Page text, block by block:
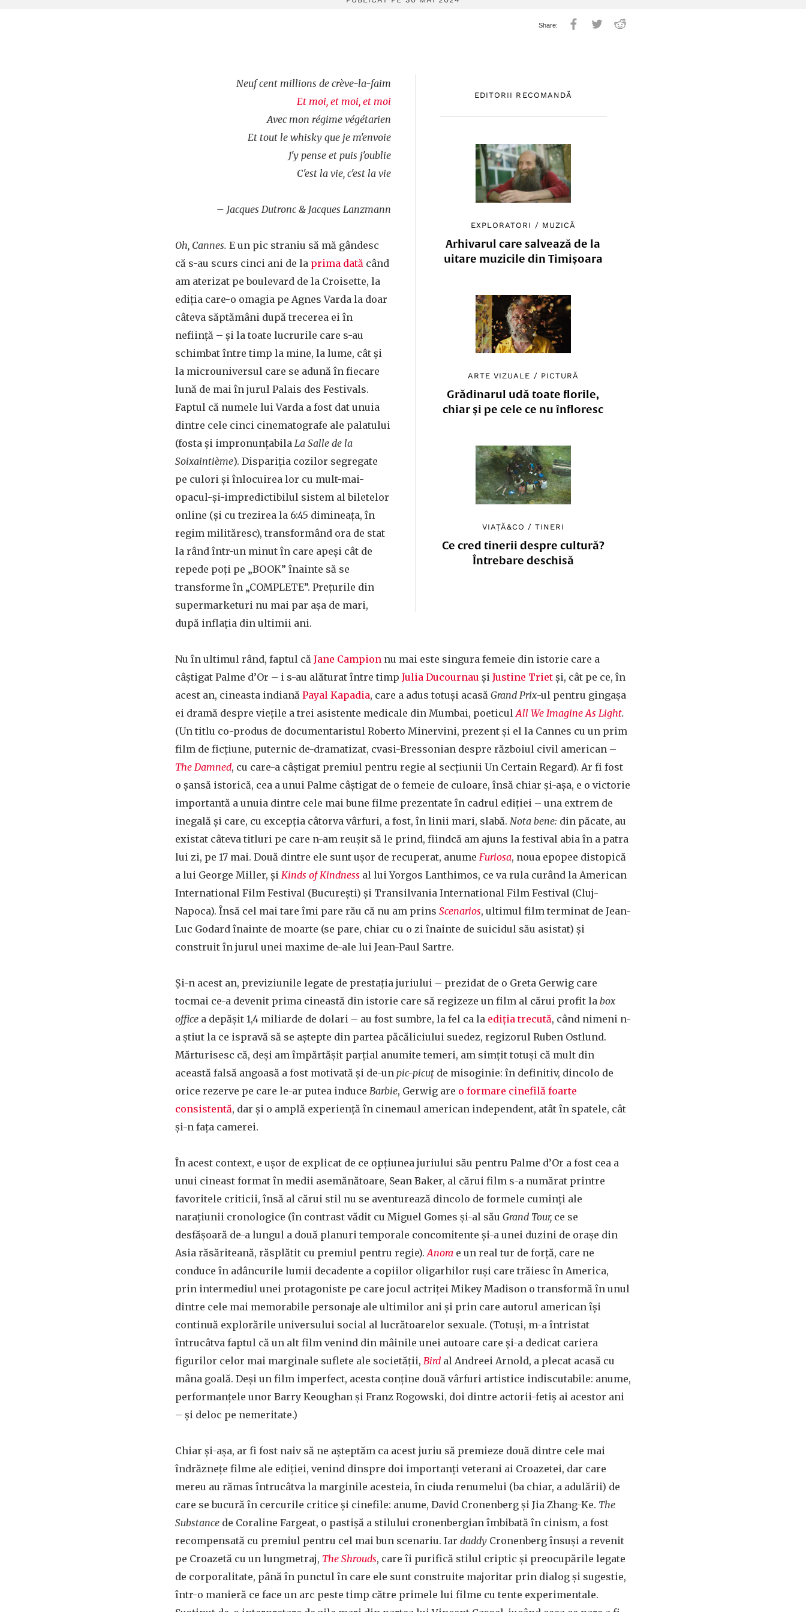
EDITORII RECOMANDĂ
EXPLORATORI / MUZICĂ
Arhivarul care salvează de la
uitare muzicile din Timișoara
ARTE VIZUALE / PICTURĂ
Grădinarul udă toate florile,
chiar și pe cele ce nu înfloresc
VIAȚĂ&CO /TINERI
Ce cred tinerii despre cultură?
Întrebare deschisă
Neuf cent millions de crève-la-faim
Et moi, et moi, et moi
Avec mon régime végétarien
Et tout le whisky que je m'envoie
J'y pense et puis j'oublie
C'est la vie, c'est la vie
– Jacques Dutronc & Jacques Lanzmann
Oh, Cannes. E un pic straniu să mă gândesc
că s-au scurs cinci ani de la prima dată când
am aterizat pe boulevard de la Croisette, la
ediția care-o omagia pe Agnes Varda la doar
câteva săptămâni după trecerea ei în
neființă – și la toate lucrurile care s-au
schimbat între timp la mine, la lume, cât și
la microuniversul care se adună în fiecare
lună de mai în jurul Palais des Festivals.
Faptul că numele lui Varda a fost dat unuia
dintre cele cinci cinematografe ale palatului
(fosta și impronunțabila La Salle de la
Soixaintième). Dispariția cozilor segregate
pe culori și înlocuirea lor cu mult-mai-
opacul-și-impredictibilul sistem al biletelor
online (și cu trezirea la 6:45 dimineața, în
regim milităresc), transformând ora de stat
la rând într-un minut în care apeși cât de
repede poți pe „BOOK” înainte să se
transforme în „COMPLETE”. Prețurile din
supermarketuri nu mai par așa de mari,
după inflația din ultimii ani.
Nu în ultimul rând, faptul că Jane Campion nu mai este singura femeie din istorie care a
câștigat Palme d’Or – i s-au alăturat între timp Julia Ducournau și Justine Triet și, cât pe ce, în
acest an, cineasta indiană Payal Kapadia, care a adus totuși acasă Grand Prix-ul pentru gingașa
ei dramă despre viețile a trei asistente medicale din Mumbai, poeticulAll We Imagine As Light.
(Un titlu co-produs de documentaristul Roberto Minervini, prezent și el la Cannes cu un prim
film de ficțiune, puternic de-dramatizat, cvasi-Bressonian despre războiul civil american –
The Damned, cu care-a câștigat premiul pentru regie al secțiunii Un Certain Regard). Ar fi fost
o șansă istorică, cea a unui Palme câștigat de o femeie de culoare, însă chiar și-așa, e o victorie
importantă a unuia dintre cele mai bune filme prezentate în cadrul ediției – una extrem de
inegală și care, cu excepția câtorva vârfuri, a fost, în linii mari, slabă. Nota bene: din păcate, au
existat câteva titluri pe care n-am reușit să le prind, fiindcă am ajuns la festival abia în a patra
lui zi, pe 17 mai. Două dintre ele sunt ușor de recuperat, anume Furiosa, noua epopee distopică
a lui George Miller, și Kinds of Kindness al lui Yorgos Lanthimos, ce va rula curând la American
International Film Festival (București) și Transilvania International Film Festival (Cluj-
Napoca). Însă cel mai tare îmi pare rău că nu am prins Scenarios, ultimul film terminat de Jean-
Luc Godard înainte de moarte (se pare, chiar cu o zi înainte de suicidul său asistat) și
construit în jurul unei maxime de-ale lui Jean-Paul Sartre.
Și-n acest an, previziunile legate de prestația juriului – prezidat de o Greta Gerwig care
tocmai ce-a devenit prima cineastă din istorie care să regizeze un film al cărui profit la box
office a depășit 1,4 miliarde de dolari – au fost sumbre, la fel ca la ediția trecută, când nimeni n-
a știut la ce ispravă să se aștepte din partea păcăliciului suedez, regizorul Ruben Ostlund.
Mărturisesc că, deși am împărtășit parțial anumite temeri, am simțit totuși că mult din
această falsă angoasă a fost motivată și de-un pic-picuț de misoginie: în definitiv, dincolo de
orice rezerve pe care le-ar putea induce Barbie, Gerwig are o formare cinefilă foarte
consistentă, dar și o amplă experiență în cinemaul american independent, atât în spatele, cât
și-n fața camerei.
În acest context, e ușor de explicat de ce opțiunea juriului său pentru Palme d’Or a fost cea a
unui cineast format în medii asemănătoare, Sean Baker, al cărui film s-a numărat printre
favoritele criticii, însă al cărui stil nu se aventurează dincolo de formele cuminți ale
narațiunii cronologice (în contrast vădit cu Miguel Gomes și-al său Grand Tour, ce se
desfășoară de-a lungul a două planuri temporale concomitente și-a unei duzini de orașe din
Asia răsăriteană, răsplătit cu premiul pentru regie).Anora e un real tur de forță, care ne
conduce în adâncurile lumii decadente a copiilor oligarhilor ruși care trăiesc în America,
prin intermediul unei protagoniste pe care jocul actriței Mikey Madison o transformă în unul
dintre cele mai memorabile personaje ale ultimilor ani și prin care autorul american își
continuă explorările universului social al lucrătoarelor sexuale. (Totuși, m-a întristat
întrucâtva faptul că un alt film venind din mâinile unei autoare care și-a dedicat cariera
figurilor celor mai marginale suflete ale societății, Bird al Andreei Arnold, a plecat acasă cu
mâna goală. Deși un film imperfect, acesta conține două vârfuri artistice indiscutabile: anume,
performanțele unor Barry Keoughan și Franz Rogowski, doi dintre actorii-fetiș ai acestor ani
– și deloc pe nemeritate.)
Chiar și-așa, ar fi fost naiv să ne așteptăm ca acest juriu să premieze două dintre cele mai
îndrăznețe filme ale ediției, venind dinspre doi importanți veterani ai Croazetei, dar care
mereu au rămas întrucâtva la marginile acesteia, în ciuda renumelui (ba chiar, a adulării) de
care se bucură în cercurile critice și cinefile: anume, David Cronenberg și Jia Zhang-Ke. The
Substance de Coraline Fargeat, o pastișă a stilului cronenbergian îmbibată în cinism, a fost
recompensată cu premiul pentru cel mai bun scenariu. Iar daddy Cronenberg însuși a revenit
pe Croazetă cu un lungmetraj, The Shrouds, care îi purifică stilul criptic și preocupările legate
de corporalitate, până în punctul în care ele sunt construite majoritar prin dialog și sugestie,
într-o manieră ce face un arc peste timp către primele lui filme cu tente experimentale.